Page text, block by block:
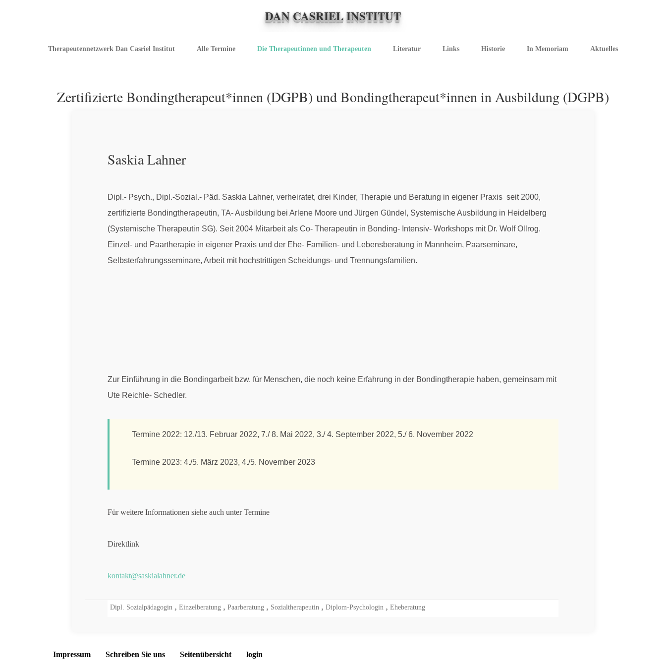
DAN CASRIEL INSTITUT
Therapeutennetzwerk Dan Casriel Institut Alle Termine Die Therapeutinnen und Therapeuten Literatur Links Historie In Memoriam Aktuelles
Zertifizierte Bondingtherapeut*innen (DGPB) und Bondingtherapeut*innen in Ausbildung (DGPB)
Saskia Lahner
Dipl.- Psych., Dipl.-Sozial.- Päd. Saskia Lahner, verheiratet, drei Kinder, Therapie und Beratung in eigener Praxis seit 2000,
zertifizierte Bondingtherapeutin, TA- Ausbildung bei Arlene Moore und Jürgen Gündel, Systemische Ausbildung in Heidelberg
(Systemische Therapeutin SG). Seit 2004 Mitarbeit als Co- Therapeutin in Bonding- Intensiv- Workshops mit Dr. Wolf Ollrog.
Einzel- und Paartherapie in eigener Praxis und der Ehe- Familien- und Lebensberatung in Mannheim, Paarseminare,
Selbsterfahrungsseminare, Arbeit mit hochstrittigen Scheidungs- und Trennungsfamilien.
Zur Einführung in die Bondingarbeit bzw. für Menschen, die noch keine Erfahrung in der Bondingtherapie haben, gemeinsam mit
Ute Reichle- Schedler.
Termine 2022: 12./13. Februar 2022, 7./ 8. Mai 2022, 3./ 4. September 2022, 5./ 6. November 2022
Termine 2023: 4./5. März 2023, 4./5. November 2023
Für weitere Informationen siehe auch unter Termine
Direktlink
kontakt@saskialahner.de
Dipl. Sozialpädagogin Einzelberatung Paarberatung Sozialtherapeutin Diplom-Psychologin Eheberatung
Impressum Schreiben Sie uns Seitenübersicht login